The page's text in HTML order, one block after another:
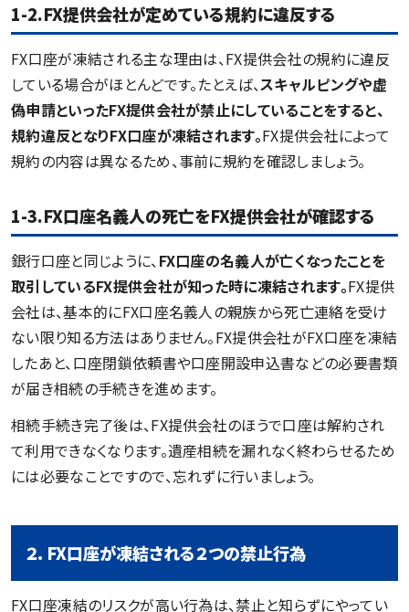
1-2.FX提供会社が定めている規約に違反する
FX口座が凍結される主な理由は、FX提供会社の規約に違反
している場合がほとんどです。たとえば、スキャルピングや虚
偽申請といったFX提供会社が禁止にしていることをすると、
規約違反となりFX口座が凍結されます。FX提供会社によって
規約の内容は異なるため、事前に規約を確認しましょう。
1-3.FX口座名義人の死亡をFX提供会社が確認する
銀行口座と同じように、 FX口座の名義人が亡くなったことを
取引しているFX提供会社が知った時に凍結されます。FX提供
会社は、基本的にFX口座名義人の親族から死亡連絡を受け
ない限り知る方法はありません。FX提供会社がFX口座を凍結
したあと、口座閉鎖依頼書や口座開設申込書などの必要書類
が届き相続の手続きを進めます。
相続手続き完了後は、FX提供会社のほうで口座は解約され
て利用できなくなります。遺産相続を漏れなく終わらせるため
には必要なことですので、忘れずに行いましょう。
２．FX口座が凍結される２つの禁止行為
FX口座凍結のリスクが高い行為は、禁止と知らずにやってい